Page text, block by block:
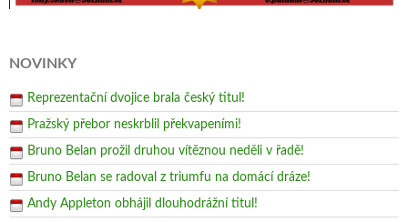
NOVINKY
Reprezentační dvojice brala český titul!
Pražský přebor neskrblil překvapeními!
Bruno Belan prožil druhou vítěznou neděli v řadě!
Bruno Belan se radoval z triumfu na domácí dráze!
Andy Appleton obhájil dlouhodrážní titul!